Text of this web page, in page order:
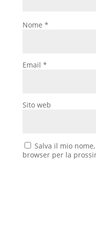
Nome *
Email *
Sito web
Salva il mio
browser per la